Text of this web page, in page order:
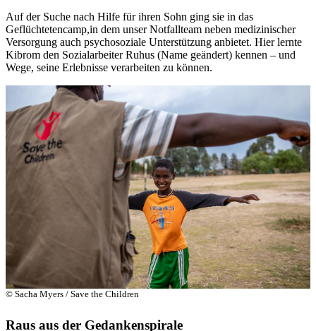
Auf der Suche nach Hilfe für ihren Sohn ging sie in das
Geflüchtetencamp,in dem unser Notfallteam neben medizinischer
Versorgung auch psychosoziale Unterstützung anbietet. Hier lernte
Kibrom den Sozialarbeiter Ruhus (Name geändert) kennen – und
Wege, seine Erlebnisse verarbeiten zu können.
© Sacha Myers / Save the Children
Raus aus der Gedankenspirale